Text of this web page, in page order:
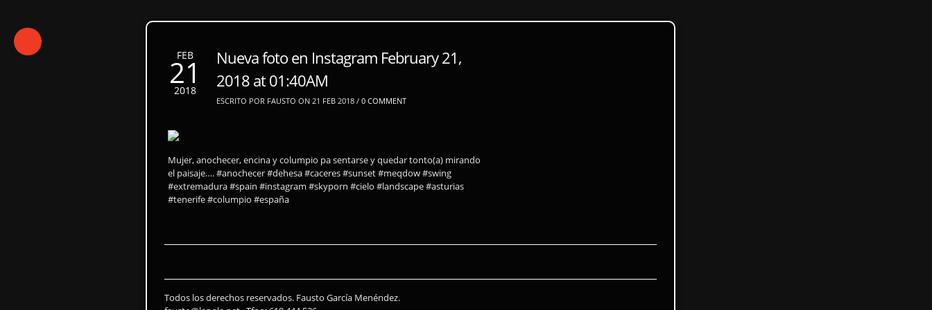
FEB
21
2018
Nueva foto en Instagram February 21,
2018 at 01:40AM
ESCRITO POR FAUSTO ON 21 FEB 2018 / 0 COMMENT
Mujer, anochecer, encina y columpio pa sentarse y quedar tonto(a) mirando
el paisaje…. #anochecer #dehesa #caceres #sunset #meqdow #swing
#extremadura #spain #instagram #skyporn #cielo #landscape #asturias
#tenerife #columpio #españa
Todos los derechos reservados. Fausto García Menéndez.